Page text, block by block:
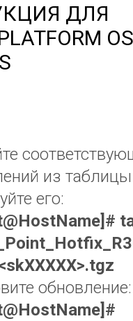
ДЛЯ
из
его:
@HostName]#
Point Hotfix R
skXXXXX>.tgz
обновление:
@HostName]#